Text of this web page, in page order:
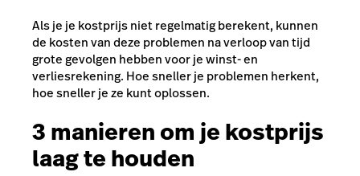
Als je je kostprijs niet regelmatig berekent, kunnen
de kosten van deze problemen na verloop van tijd
grote gevolgen hebben voor je winst- en
verliesrekening. Hoe sneller je problemen herkent,
hoe sneller je ze kunt oplossen.
3 manieren om je kostprijs
laag te houden